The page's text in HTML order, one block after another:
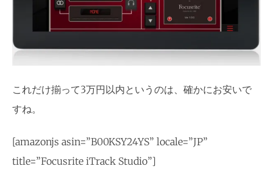
これだけ揃って3万円以内というのは、確かにお安いで
すね。
[amazonjs asin=”B00KSY24YS” locale=”JP”
title=”Focusrite iTrack Studio”]